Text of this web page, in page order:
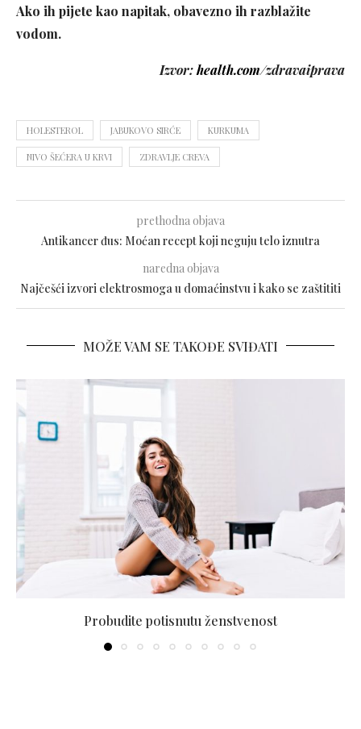
Ako ih pijete kao napitak, obavezno ih razblažite
vodom.
Izvor:health.com/zdravaiprava
HOLESTEROL JABUKOVO SIRĆE KURKUMA
NIVO ŠEĆERA U KRVI ZDRAVLJE CREVA
prethodna objava
Antikancer đus: Moćan recept koji neguju telo iznutra
naredna objava
Najčešći izvori elektrosmoga u domaćinstvu i kako se zaštititi
MOŽE VAM SE TAKOĐE SVIĐATI
Probudite potisnutu ženstvenost